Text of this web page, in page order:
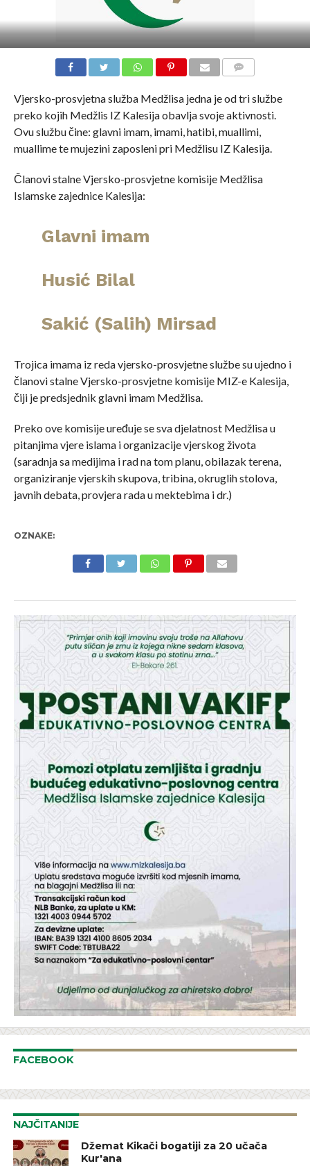
Vjersko-prosvjetna služba Medžlisa jedna je od tri službe
preko kojih Medžlis IZ Kalesija obavlja svoje aktivnosti.
Ovu službu čine: glavni imam, imami, hatibi, muallimi,
muallime te mujezini zaposleni pri Medžlisu IZ Kalesija.
Članovi stalne Vjersko-prosvjetne komisije Medžlisa
Islamske zajednice Kalesija:
Glavni imam
Husić Bilal
Sakić (Salih) Mirsad
Trojica imama iz reda vjersko-prosvjetne službe su ujedno i
članovi stalne Vjersko-prosvjetne komisije MIZ-e Kalesija,
čiji je predsjednik glavni imam Medžlisa.
Preko ove komisije uređuje se sva djelatnost Medžlisa u
pitanjima vjere islama i organizacije vjerskog života
(saradnja sa medijima i rad na tom planu, obilazak terena,
organiziranje vjerskih skupova, tribina, okruglih stolova,
javnih debata, provjera rada u mektebima i dr.)
OZNAKE:
FACEBOOK
NAJČITANIJE
Džemat Kikači bogatiji za 20 učača
Kur'ana